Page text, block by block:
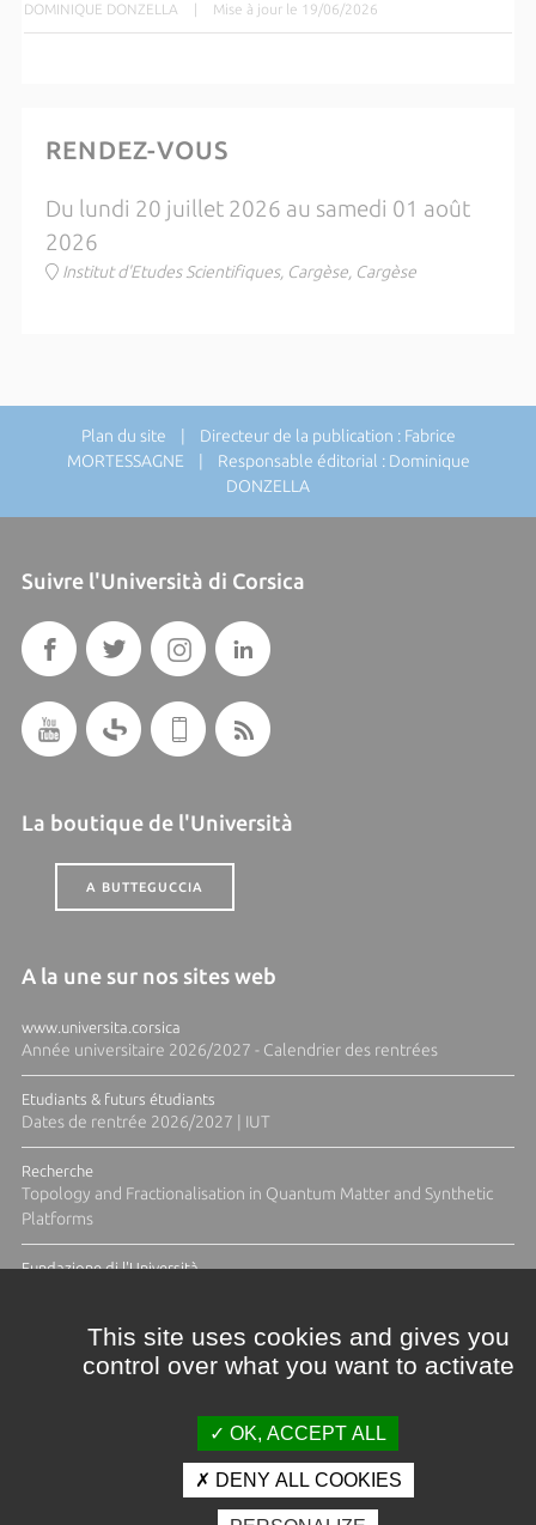
DOMINIQUE DONZELLA Mise à jour le 19/06/2026
RENDEZ-VOUS
Du lundi 20 juillet 2026 au samedi 01 août
2026
Institut d'Etudes Scientifiques, Cargèse, Cargèse
Plan du site | Directeur de la publication : Fabrice
MORTESSAGNE | Responsable éditorial : Dominique
DONZELLA
Suivre l'Università di Corsica
La boutique de l'Università
A BUTTEGUCCIA
A la une sur nos sites web
www.universita.corsica
Année universitaire 2026/2027 - Calendrier des rentrées
Etudiants & futurs étudiants
Dates de rentrée 2026/2027 | IUT
Recherche
Topology and Fractionalisation in Quantum Matter and Synthetic
Platforms
Fundazione di l'Università
Crédits et mentions légales
This site uses cookies and gives you
control over what you want to activate
OK, ACCEPT ALL
DENY ALL COOKIES